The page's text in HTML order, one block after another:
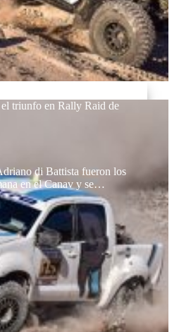
triunfo en Rally Raid de
di Battista fueron los
en el Canav y se…